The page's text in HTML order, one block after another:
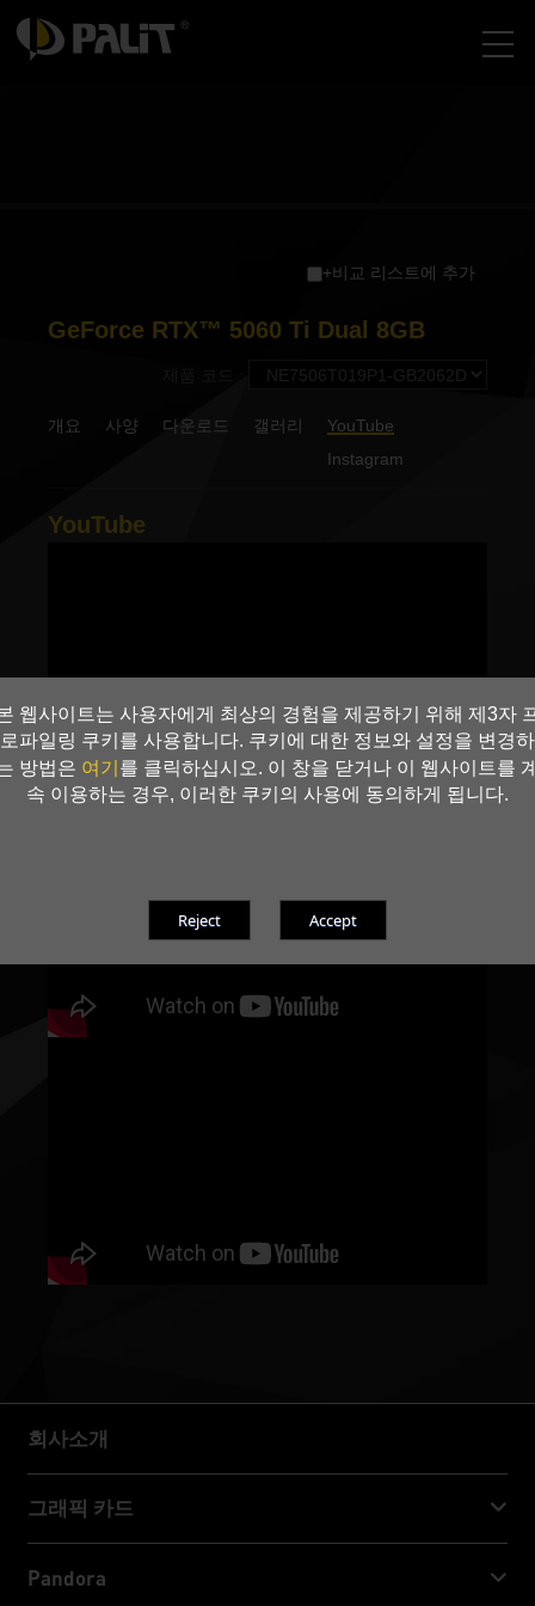
웹사이트는 사용자에게 최상의 경험을 제공하기 위해 제3자
로파일링 쿠키를 사용합니다. 쿠키에 대한 정보와 설정을 변경하
방법은 여기를 클릭하십시오. 이 창을 닫거나 이 웹사이트를
속 이용하는 경우, 이러한 쿠키의 사용에 동의하게 됩니다.
+비교 리스트에 추가
GeForce RTX™ 5060 Ti Dual 8GB
개요 사양 다운로드 갤러리
YouTube
Instagram
YouTube
회사소개
회사소개
그래픽 카드
Pandora